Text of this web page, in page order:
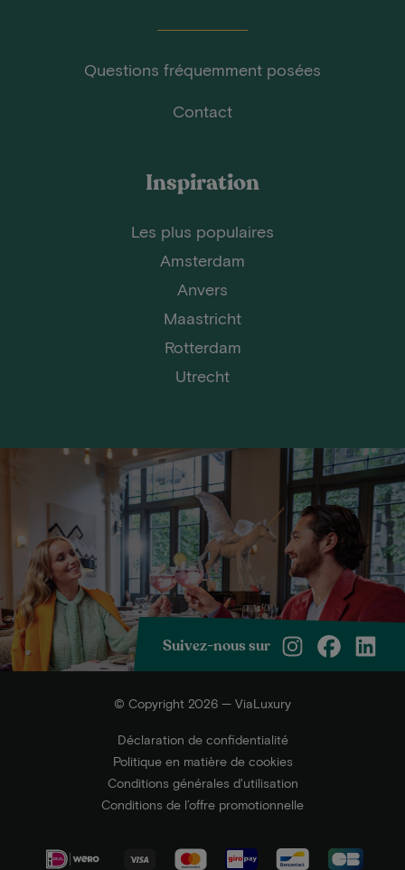
Questions fréquemment posées
Contact
Inspiration
Les plus populaires
Amsterdam
Anvers
Maastricht
Rotterdam
Utrecht
Suivez-nous sur
© Copyright 2026 — ViaLuxury
Déclaration de confidentialité
Politique en matière de cookies
Conditions générales d'utilisation
Conditions de l’offre promotionnelle